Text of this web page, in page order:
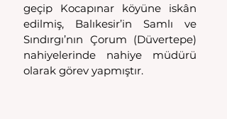
geçip Kocapınar köyüne iskân
edilmiş, Balıkesir’in Samlı ve
Sındırgı’nın Çorum (Düvertepe)
nahiyelerinde nahiye müdürü
olarak görev yapmıştır.